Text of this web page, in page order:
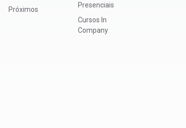
Próximos
Presenciais
Cursos In
Company